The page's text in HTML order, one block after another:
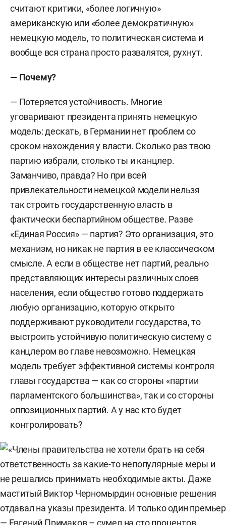
считают критики, «более логичную»
американскую или «более демократичную»
немецкую модель, то политическая система и
вообще вся страна просто развалятся, рухнут.
— Почему?
— Потеряется устойчивость. Многие
уговаривают президента принять немецкую
модель: дескать, в Германии нет проблем со
сроком нахождения у власти. Сколько раз твою
партию избрали, столько ты и канцлер.
Заманчиво, правда? Но при всей
привлекательности немецкой модели нельзя
так строить государственную власть в
фактически беспартийном обществе. Разве
«Единая Россия» — партия? Это организация, это
механизм, но никак не партия в ее классическом
смысле. А если в обществе нет партий, реально
представляющих интересы различных слоев
населения, если общество готово поддержать
любую организацию, которую открыто
поддерживают руководители государства, то
выстроить устойчивую политическую систему с
канцлером во главе невозможно. Немецкая
модель требует эффективной системы контроля
главы государства — как со стороны «партии
парламентского большинства», так и со стороны
оппозиционных партий. А у нас кто будет
контролировать?